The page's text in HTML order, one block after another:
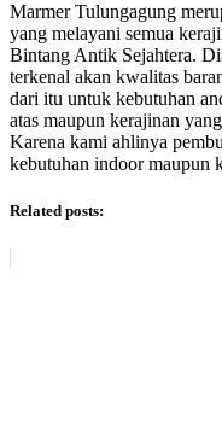
Marmer Tulungagung
yang melayani semua
Bintang Antik Sejahtera.
terkenal akan kwalitas
dari itu untuk kebutuhan
atas maupun kerajinan
Karena kami ahlinya
kebutuhan indoor maupun
Related posts: